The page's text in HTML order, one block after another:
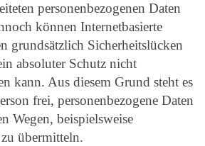
personenbezogenen Daten
können Internetbasierte
grundsätzlich Sicherheitslücken
absoluter Schutz nicht
kann. Aus diesem Grund steht es
frei, personenbezogene Daten
Wegen, beispielsweise
übermitteln.